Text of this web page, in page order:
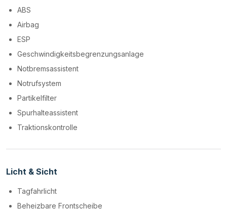
ABS
Airbag
ESP
Geschwindigkeitsbegrenzungsanlage
Notbremsassistent
Notrufsystem
Partikelfilter
Spurhalteassistent
Traktionskontrolle
Licht & Sicht
Tagfahrlicht
Beheizbare Frontscheibe